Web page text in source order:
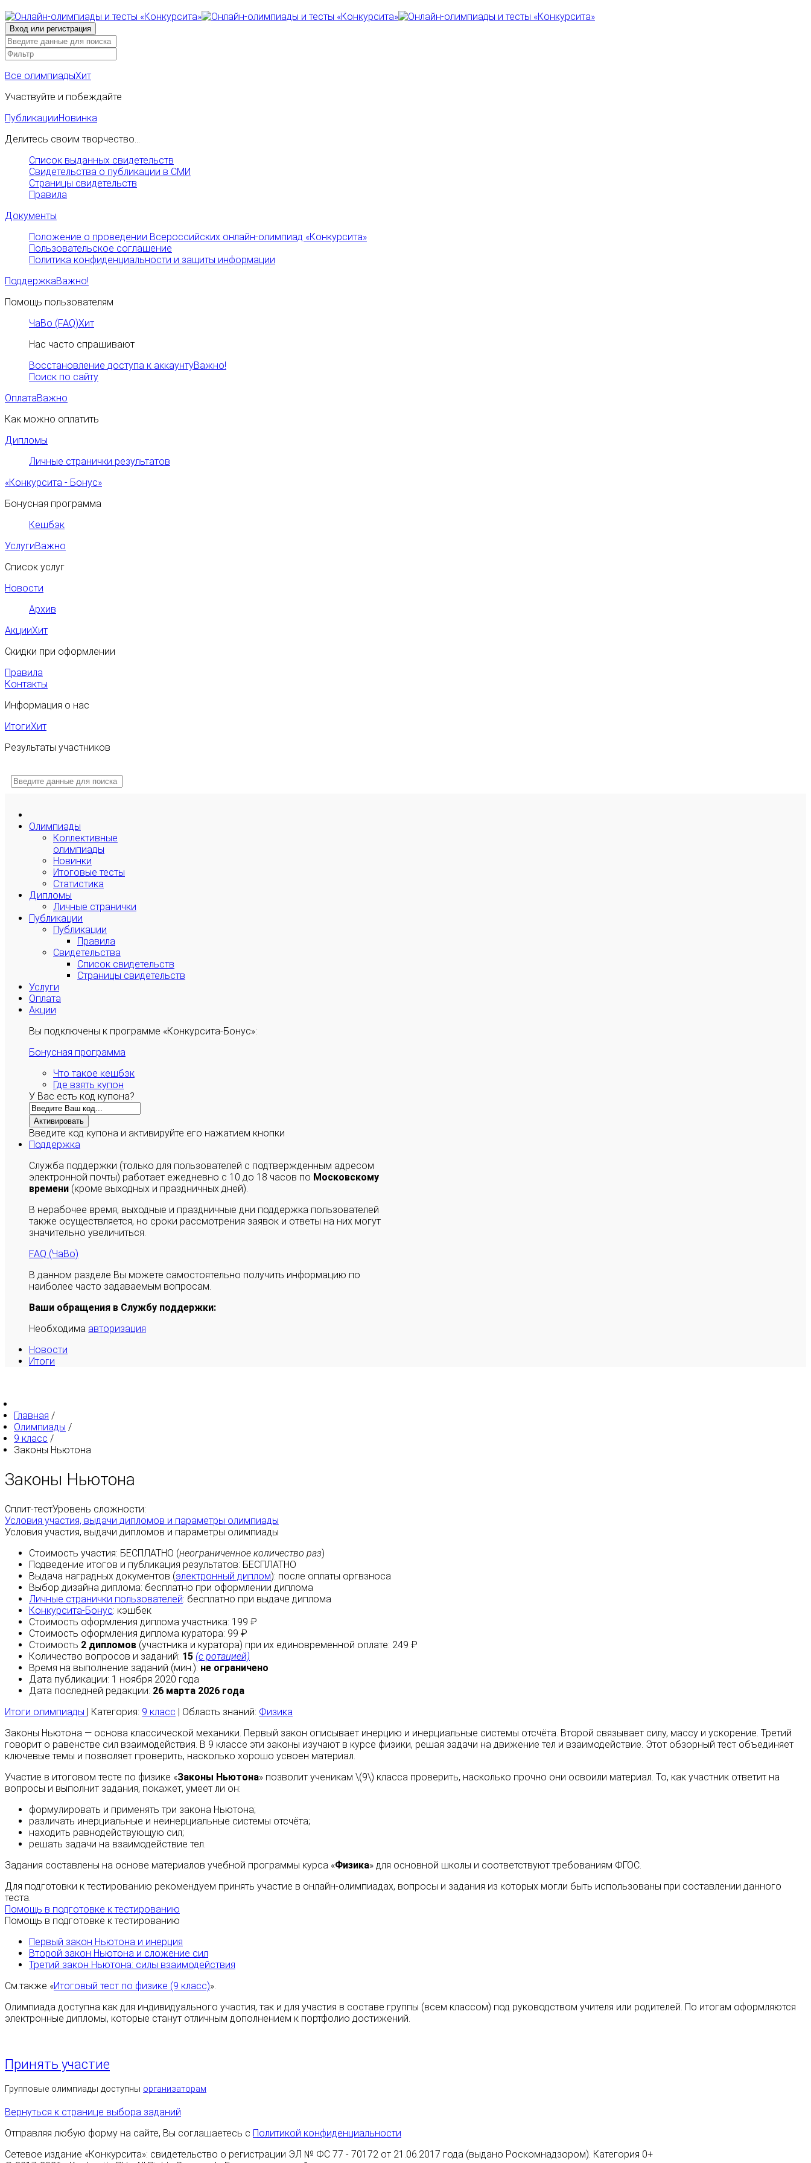
Все олимпиадыХит
Участвуйте и побеждайте
ПубликацииНовинка
Делитесь своим творчество...
Список выданных свидетельств
Свидетельства о публикации в СМИ
Страницы свидетельств
Правила
Документы
Положение о проведении Всероссийских онлайн-олимпиад «Конкурсита»
Пользовательское соглашение
Политика конфиденциальности и защиты информации
ПоддержкаВажно!
Помощь пользователям
ЧаВо (FAQ)Хит
Нас часто спрашивают
Восстановление доступа к аккаунтуВажно!
Поиск по сайту
ОплатаВажно
Как можно оплатить
Дипломы
Личные странички результатов
«Конкурсита - Бонус»
Бонусная программа
Кешбэк
УслугиВажно
Список услуг
Новости
Архив
АкцииХит
Скидки при оформлении
Правила
Контакты
Информация о нас
ИтогиХит
Результаты участников
Олимпиады
Коллективные
олимпиады
Новинки
Итоговые тесты
Статистика
Дипломы
Личные странички
Публикации
Публикации
Правила
Свидетельства
Список свидетельств
Страницы свидетельств
Услуги
Оплата
Акции
Вы подключены к программе «Конкурсита-Бонус»:
Бонусная программа
Что такое кешбэк
Где взять купон
У Вас есть код купона?
Активировать
Введите код купона и активируйте его нажатием кнопки
Поддержка
Служба поддержки (только для пользователей с подтвержденным адресом
электронной почты) работает ежедневно с 10 до 18 часов по Московскому
времени (кроме выходных и праздничных дней).
В нерабочее время, выходные и праздничные дни поддержка пользователей
также осуществляется, но сроки рассмотрения заявок и ответы на них могут
значительно увеличиться.
FAQ (ЧаВо)
В данном разделе Вы можете самостоятельно получить информацию по
наиболее часто задаваемым вопросам.
Ваши обращения в Службу поддержки:
Необходима авторизация
Новости
Итоги
Главная /
Олимпиады /
9 класс /
Законы Ньютона
Законы Ньютона
Сплит-тестУровень сложности:
Условия участия, выдачи дипломов и параметры олимпиады
Условия участия, выдачи дипломов и параметры олимпиады
Стоимость участия: БЕСПЛАТНО (неограниченное количество раз)
Подведение итогов и публикация результатов: БЕСПЛАТНО
Выдача наградных документов (электронный диплом): после оплаты оргвзноса
Выбор дизайна диплома: бесплатно при оформлении диплома
Личные странички пользователей: бесплатно при выдаче диплома
Конкурсита-Бонус: кэшбек
Стоимость оформления диплома участника: 199 ₽
Стоимость оформления диплома куратора: 99 ₽
Стоимость 2 дипломов (участника и куратора) при их единовременной оплате: 249 ₽
Количество вопросов и заданий: 15 (с ротацией)
Время на выполнение заданий (мин.): не ограничено
Дата публикации: 1 ноября 2020 года
Дата последней редакции: 26 марта 2026 года
Итоги олимпиады
| Категория: 9 класс | Область знаний: Физика
Законы Ньютона — основа классической механики. Первый закон описывает инерцию и инерциальные системы отсчёта. Второй связывает силу, массу и ускорение. Третий
говорит о равенстве сил взаимодействия. В 9 классе эти законы изучают в курсе физики, решая задачи на движение тел и взаимодействие. Этот обзорный тест объединяет
ключевые темы и позволяет проверить, насколько хорошо усвоен материал.
Участие в итоговом тесте по физике «Законы Ньютона» позволит ученикам \(9\) класса проверить, насколько прочно они освоили материал. То, как участник ответит на
вопросы и выполнит задания, покажет, умеет ли он:
формулировать и применять три закона Ньютона;
различать инерциальные и неинерциальные системы отсчёта;
находить равнодействующую сил;
решать задачи на взаимодействие тел.
Задания составлены на основе материалов учебной программы курса «Физика» для основной школы и соответствуют требованиям ФГОС.
Для подготовки к тестированию рекомендуем принять участие в онлайн-олимпиадах, вопросы и задания из которых могли быть использованы при составлении данного
теста.
Помощь в подготовке к тестированию
Помощь в подготовке к тестированию
Первый закон Ньютона и инерция
Второй закон Ньютона и сложение сил
Третий закон Ньютона: силы взаимодействия
См.также «Итоговый тест по физике (9 класс)».
Олимпиада доступна как для индивидуального участия, так и для участия в составе группы (всем классом) под руководством учителя или родителей. По итогам оформляются
электронные дипломы, которые станут отличным дополнением к портфолио достижений.
Принять участие
Групповые олимпиады доступны организаторам
Вернуться к странице выбора заданий
Отправляя любую форму на сайте, Вы соглашаетесь с Политикой конфиденциальности
Сетевое издание «Конкурсита»: свидетельство о регистрации ЭЛ № ФС 77 - 70172 от 21.06.2017 года (выдано Роскомнадзором). Категория 0+